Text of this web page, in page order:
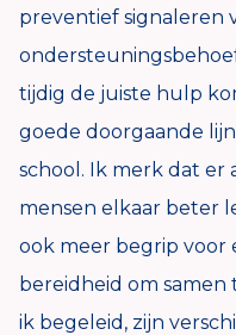
preventief signaleren
tijdig de juiste hulp
goede doorgaande
school. Ik merk dat er
mensen elkaar beter
ook meer begrip voor
bereidheid om
ik begeleid, zijn